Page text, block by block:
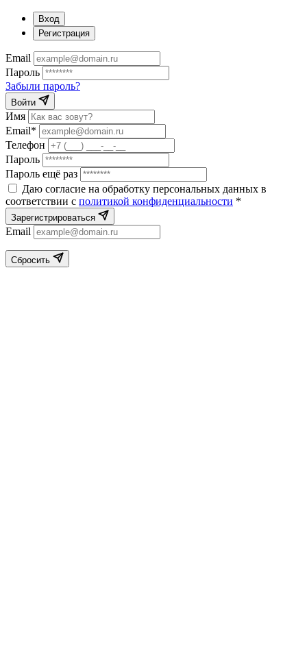
Вход
Регистрация
Email
Пароль
Забыли пароль?
Войти
Имя
Email*
Телефон
Пароль
Пароль ещё раз
Даю согласие на обработку персональных данных в
соответствии с политикой конфиденциальности *
Зарегистрироваться
Email
Сбросить